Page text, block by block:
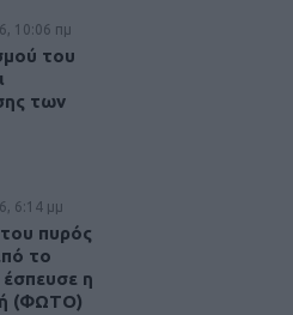
10:06 πμ
του
των
6:14 μμ
πυρός
το
η
(ΦΩΤΟ)